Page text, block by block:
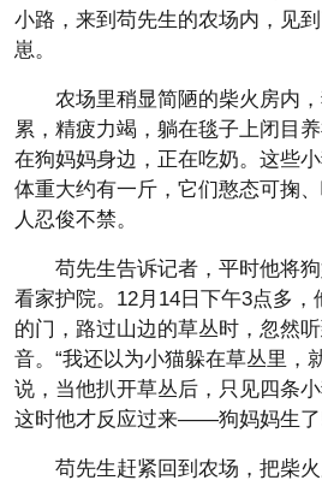
小路，来到苟先生的农场内，见
崽。
农场里稍显简陋的柴火房内
累，精疲力竭，躺在毯子上闭目
在狗妈妈身边，正在吃奶。这些
体重大约有一斤，它们憨态可掬
人忍俊不禁。
苟先生告诉记者，平时他将
看家护院。12月14日下午3点多
的门，路过山边的草丛时，忽然
音。“我还以为小猫躲在草丛里，
说，当他扒开草丛后，只见四条
这时他才反应过来——狗妈妈生
苟先生赶紧回到农场，把柴